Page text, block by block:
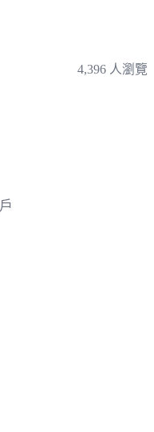
4,396 人瀏覽
戶